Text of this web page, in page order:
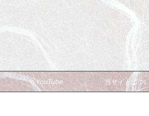
YouTube 当サイトにつ